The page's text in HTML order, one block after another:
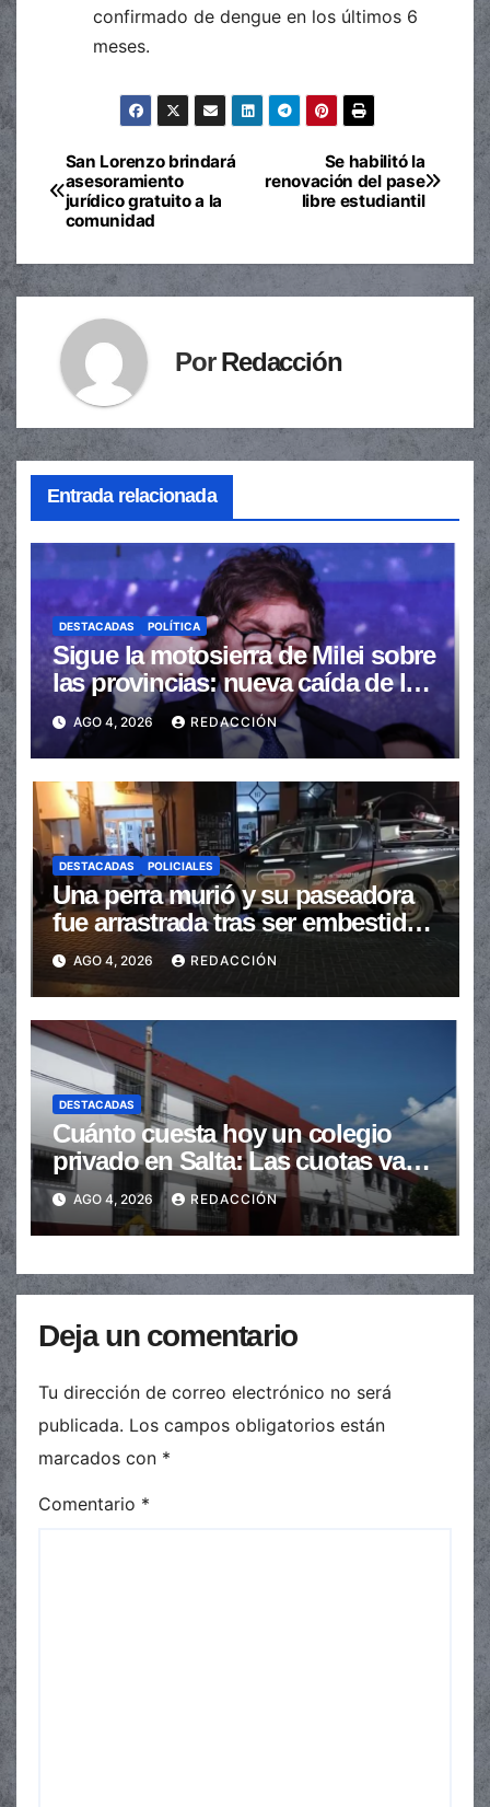
confirmado de dengue en los últimos 6
meses.
Navegación
de
entradas
Se habilitó la
renovación del pase
libre estudiantil
San Lorenzo brindará
asesoramiento
jurídico gratuito a la
comunidad
PorRedacción
Entrada relacionada
DESTACADAS POLÍTICA
Sigue la motosierra de Milei sobre
las provincias: nueva caída de las
transferencias no automáticas
AGO 4, 2026 REDACCIÓN
DESTACADAS POLICIALES
Una perra murió y su paseadora
fue arrastrada tras ser embestidas
en la senda peatonal
AGO 4, 2026 REDACCIÓN
DESTACADAS
Cuánto cuesta hoy un colegio
privado en Salta: Las cuotas van
de $110.000 a más de $600.000
AGO 4, 2026 REDACCIÓN
Deja un comentario
Tu dirección de correo electrónico no será
publicada. Los campos obligatorios están
marcados con *
Comentario *